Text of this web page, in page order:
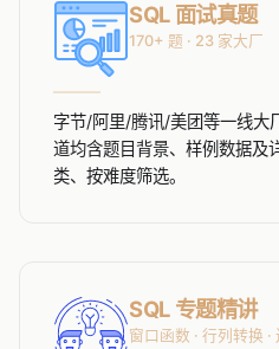
SQL 面试真题
170+ 题 · 23 家大厂
字节/阿里/腾讯/美团等一线大
道均含题目背景、样例数据及
类、按难度筛选。
SQL 专题精讲
窗口函数 · 行列转换 ·